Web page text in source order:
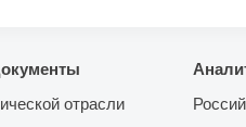
отрасли